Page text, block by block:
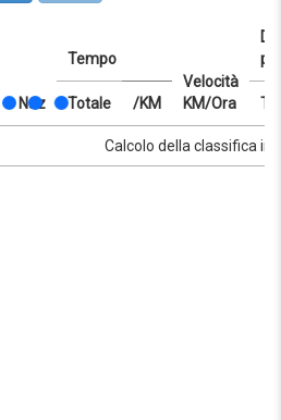
Naz
Tempo
Velocità
KM/Ora
Totale /KM
Tempo
Velocità
Totale /KM
Calcolo della classifica in